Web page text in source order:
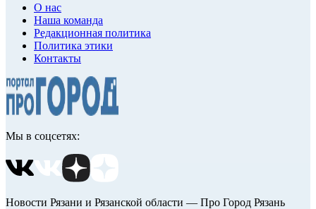
О нас
Наша команда
Редакционная политика
Политика этики
Контакты
Мы в соцсетях:
Новости Рязани и Рязанской области — Про Город Рязань